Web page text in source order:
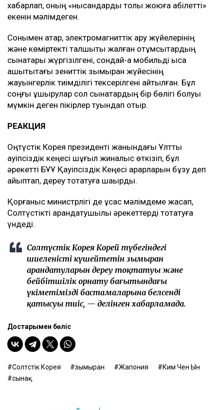
хабарлап, оның «нысандарды толық жоюға қабілетті»
екенін мәлімдеген.
Сонымен қатар, электромагниттік қару жүйелерінің
және көміртекті талшықты жалған оқтұмсықтардың
сынақтары жүргізілгені, сондай-ақ мобильді қысқа
қашықтықтағы зениттік зымыран жүйесінің
жауынгерлік тиімділігі тексерілгені айтылған. Бұл
соңғы ұшырулар сол сынақтардың бір бөлігі болуы
мүмкін деген пікірлер туындап отыр.
РЕАКЦИЯ
Оңтүстік Корея президенті жанындағы Ұлттық
қауіпсіздік кеңесі шұғыл жиналыс өткізіп, бұл
әрекетті БҰҰ Қауіпсіздік Кеңесі қарарларын бұзу деп
айыптап, дереу тоқтатуға шақырды.
Қорғаныс министрлігі де ұқсас мәлімдеме жасап,
Солтүстікті арандатушылық әрекеттерді тоқтатуға
үндеді.
Солтүстік Корея Корей түбегіндегі
шиеленісті күшейтетін зымыран
арандатуларын дереу тоқтатуы және
бейбітшілік орнату бағытындағы
үкіметіміздің бастамаларына белсенді
қатысуы тиіс, — делінген хабарламада.
Достарыңмен бөліс
Солтүстік Корея зымыран Жапония
Ким Чен Ын
сынақ